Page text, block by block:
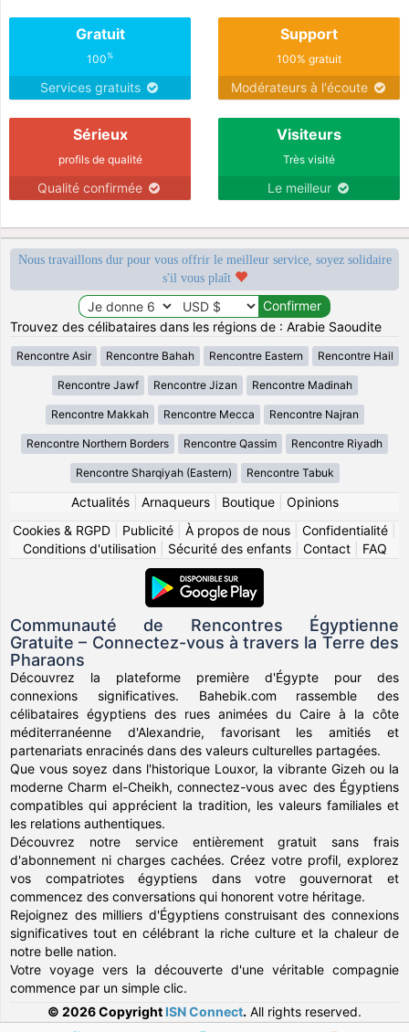
Gratuit
100%
Services gratuits
Support
100% gratuit
Modérateurs à l'écoute
Sérieux
profils de qualité
Qualité confirmée
Visiteurs
Très visité
Le meilleur
Nous travaillons dur pour vous offrir le meilleur service, soyez solidaire
s'il vous plaît
Trouvez des célibataires dans les régions de : Arabie Saoudite
Rencontre Asir Rencontre Bahah Rencontre Eastern Rencontre Hail
Rencontre Jawf Rencontre Jizan Rencontre Madinah
Rencontre Makkah Rencontre Mecca Rencontre Najran
Rencontre Northern Borders Rencontre Qassim Rencontre Riyadh
Rencontre Sharqiyah (Eastern) Rencontre Tabuk
Actualités| Arnaqueurs| Boutique| Opinions
Cookies & RGPD
Publicité À propos de nous Confidentialité
Conditions d'utilisation| Sécurité des enfants| Contact| FAQ
Communauté de Rencontres Égyptienne
Gratuite – Connectez-vous à travers la Terre des
Pharaons
Découvrez la plateforme première d'Égypte pour des
connexions significatives. Bahebik.com rassemble des
célibataires égyptiens des rues animées du Caire à la côte
méditerranéenne d'Alexandrie, favorisant les amitiés et
partenariats enracinés dans des valeurs culturelles partagées.
Que vous soyez dans l'historique Louxor, la vibrante Gizeh ou la
moderne Charm el-Cheikh, connectez-vous avec des Égyptiens
compatibles qui apprécient la tradition, les valeurs familiales et
les relations authentiques.
Découvrez notre service entièrement gratuit sans frais
d'abonnement ni charges cachées. Créez votre profil, explorez
vos compatriotes égyptiens dans votre gouvernorat et
commencez des conversations qui honorent votre héritage.
Rejoignez des milliers d'Égyptiens construisant des connexions
significatives tout en célébrant la riche culture et la chaleur de
notre belle nation.
Votre voyage vers la découverte d'une véritable compagnie
commence par un simple clic.
© 2026 Copyright ISN Connect. All rights reserved.